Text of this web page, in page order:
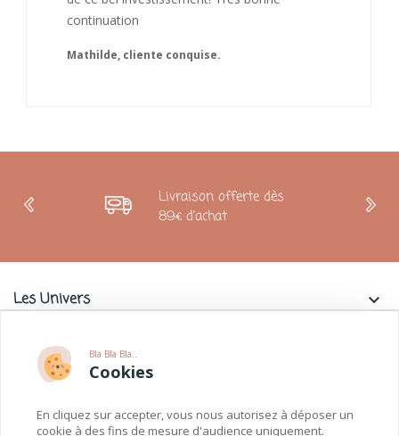
Bla Bla Bla..
Cookies
En cliquez sur accepter, vous nous autorisez à déposer un
cookie à des fins de mesure d'audience uniquement.
Livraison offerte dès
89€ d'achat
Les Univers
keyboard_arrow_down
Charlie & La Petite Souris
Informations
Paiements